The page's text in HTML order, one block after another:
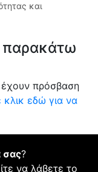
και
παρακάτω
πρόσβαση
κλικ εδώ για να
σας?
να λάβετε το